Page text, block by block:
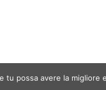
srl impresa sociale |
tu possa avere la